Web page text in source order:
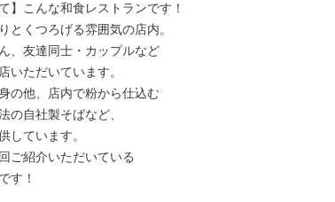
】こんな和食レストランです！
とくつろげる雰囲気の店内。
、友達同士・カップルなど
いただいています。
の他、店内で粉から仕込む
の自社製そばなど、
しています。
ご紹介いただいている
す！